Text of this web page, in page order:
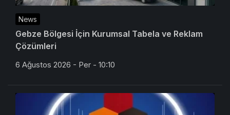
News
Gebze Bölgesi İçin Kurumsal Tabela ve Reklam
Çözümleri
6 Ağustos 2026 - Per - 10:10